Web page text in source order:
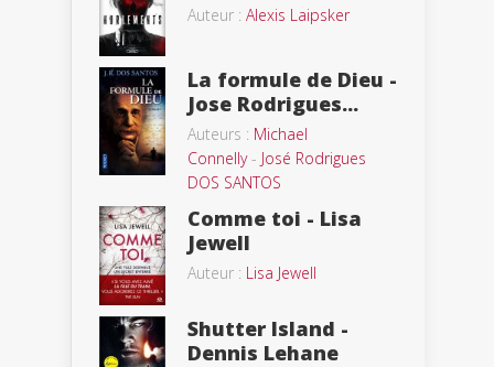
Auteur : Alexis Laipsker
La formule de Dieu -
Jose Rodrigues...
Auteurs : Michael
Connelly- José Rodrigues
DOS SANTOS
Comme toi - Lisa
Jewell
Auteur : Lisa Jewell
Shutter Island -
Dennis Lehane